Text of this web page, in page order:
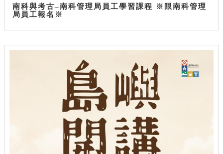
南科與考古–南科管理局員工學習課程 ※限南科管理
局員工報名※